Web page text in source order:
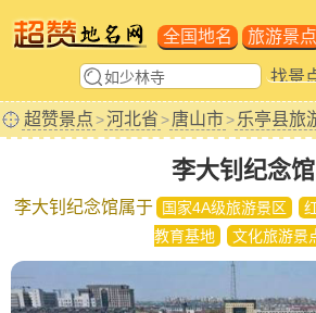
全国地名 旅游景点
超赞景点>河北省>唐山市>乐亭县旅
李大钊纪念馆
李大钊纪念馆属于 国家4A级旅游景区
教育基地
文化旅游景